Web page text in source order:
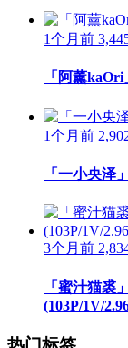
1个月前
「阿薰
1个月前
「一小央泽
3个月前
「蜜汁猫裘
(103P/1V/